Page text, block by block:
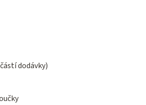
dodávky)